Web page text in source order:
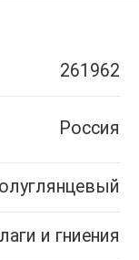
261962
Россия
и гниения